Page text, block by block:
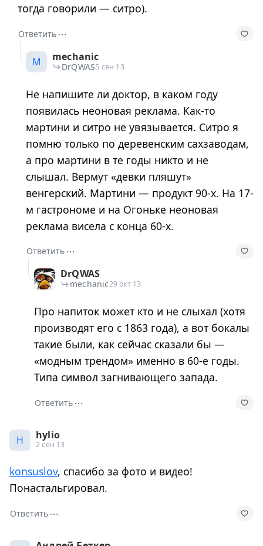
тогда говорили — ситро).
Ответить⋯
M mechanic
DrQWAS5 сен 13
Не напишите ли доктор, в каком году
появилась неоновая реклама. Как-то
мартини и ситро не увязывается. Ситро я
помню только по деревенским сахзаводам,
а про мартини в те годы никто и не
слышал. Вермут «девки пляшут»
венгерский. Мартини — продукт 90-х. На 17-
м гастрономе и на Огоньке неоновая
реклама висела с конца 60-х.
Ответить⋯
DrQWAS
mechanic29 окт 13
Про напиток может кто и не слыхал (хотя
производят его с 1863 года), а вот бокалы
такие были, как сейчас сказали бы —
«модным трендом» именно в 60-е годы.
Типа символ загнивающего запада.
Ответить⋯
H hylio
2 сен 13
konsuslov, спасибо за фото и видео!
Понастальгировал.
Ответить⋯